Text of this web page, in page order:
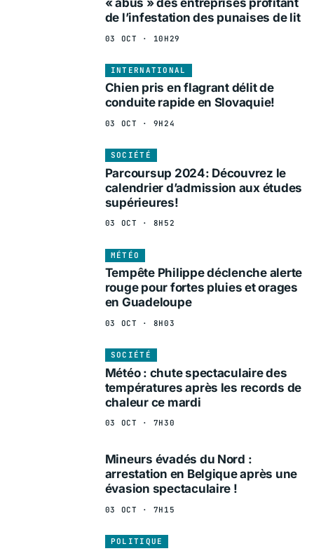
« abus » des entreprises profitant
de l’infestation des punaises de lit
03 OCT · 10H29
INTERNATIONAL
Chien pris en flagrant délit de
conduite rapide en Slovaquie!
03 OCT · 9H24
SOCIÉTÉ
Parcoursup 2024: Découvrez le
calendrier d’admission aux études
supérieures!
03 OCT · 8H52
MÉTÉO
Tempête Philippe déclenche alerte
rouge pour fortes pluies et orages
en Guadeloupe
03 OCT · 8H03
SOCIÉTÉ
Météo : chute spectaculaire des
températures après les records de
chaleur ce mardi
03 OCT · 7H30
Mineurs évadés du Nord :
arrestation en Belgique après une
évasion spectaculaire !
03 OCT · 7H15
POLITIQUE